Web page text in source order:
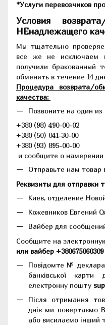
*Услуги перевозчиков
Условия
НЕнадлежащего
Мы тщательно
все же не исключаем
получили бракованный
обменять в течение 14
Процедура возврата/
качества:
Позвоните на один из
+380 (98) 490-00-02
+380 (50) 041-30-00
+380 (93) 895-00-00
и сообщите о намерении
Отправьте нам товар
Реквизиты для отправки
Киев, отделение
Кожевников Евгений
Вайбер для
Сообщите на
или вайбер +380675060309
Повідомте №
банківської
електронну пошту
Після отримання
днів ми повертаємо
або висилаємо інший